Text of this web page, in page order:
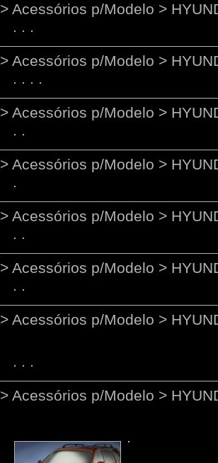
> Acessórios p/Modelo >
> Acessórios p/Modelo >
> Acessórios p/Modelo >
> Acessórios p/Modelo >
> Acessórios p/Modelo >
> Acessórios p/Modelo >
> Acessórios p/Modelo >
> Acessórios p/Modelo >